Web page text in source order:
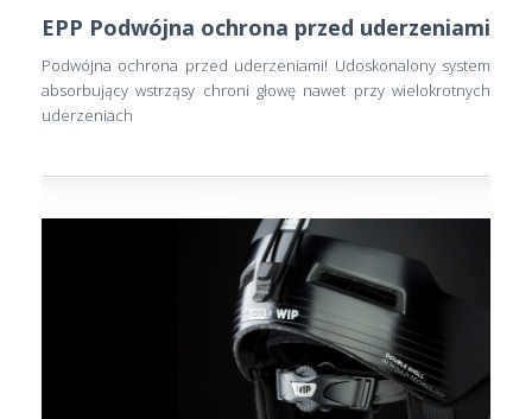
EPP Podwójna ochrona przed uderzeniami
Podwójna ochrona przed uderzeniami! Udoskonalony system
absorbujący wstrząsy chroni głowę nawet przy wielokrotnych
uderzeniach